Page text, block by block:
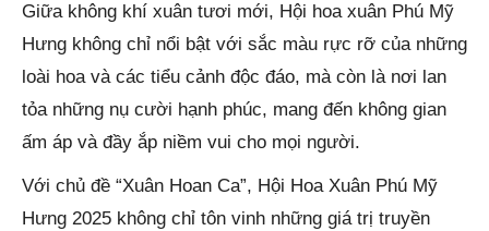
Giữa không khí xuân tươi mới, Hội hoa xuân Phú Mỹ
Hưng không chỉ nổi bật với sắc màu rực rỡ của những
loài hoa và các tiểu cảnh độc đáo, mà còn là nơi lan
tỏa những nụ cười hạnh phúc, mang đến không gian
ấm áp và đầy ắp niềm vui cho mọi người.
Với chủ đề “Xuân Hoan Ca”, Hội Hoa Xuân Phú Mỹ
Hưng 2025 không chỉ tôn vinh những giá trị truyền